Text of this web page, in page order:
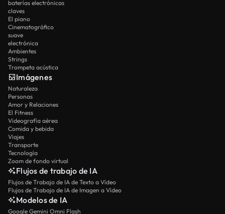
baterías electrónicas
claves
El piano
Cinematográfico
suave
electrónica
Ambientes
Strings
Trompeta acústica
Imágenes
Naturaleza
Personas
Amor y Relaciones
El Fitness
Videografía aérea
Comida y bebida
Viajes
Transporte
Tecnología
Zoom de fondo virtual
Flujos de trabajo de IA
Flujos de Trabajo de IA de Texto a Vídeo
Flujos de Trabajo de IA de Imagen a Vídeo
Modelos de IA
Google Gemini Omni Flash